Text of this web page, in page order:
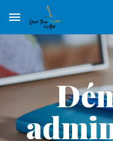
Skip to main content